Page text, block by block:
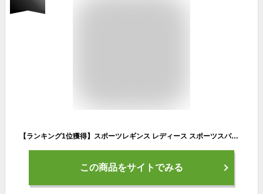
【ランキング1位獲得】スポーツレギンス レディース スポーツスパッツ 1枚でもパンツと重ねても履ける優れものスパッツ ランニングレギンス ランニングスパッツ ヨガウェア ジムウェア スポーツウェア トレーニングウェア ランニングウェア
この商品をサイトでみる